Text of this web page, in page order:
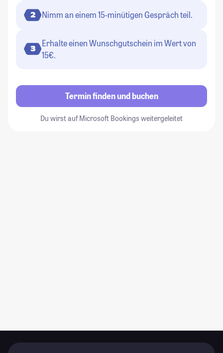
2 Nimm an einem 15-minütigen Gespräch teil.
3
Erhalte einen Wunschgutschein im Wert von
15€.
Termin finden und buchen
Du wirst auf Microsoft Bookings weitergeleitet